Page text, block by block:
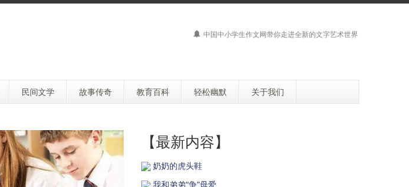
中国中小学生作文网带你走进全新的文字艺术世界
民间文学 故事传奇 教育百科 轻松幽默 关于我们
【最新内容】
奶奶的虎头鞋
我和弟弟“争”母爱